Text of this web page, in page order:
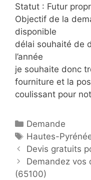
Statut : Futur
Objectif de la
disponible
délai souhaité de
l’année
je souhaite donc
fourniture et la
coulissant pour
C
a
t
é
g
Demande
É
t
i
q
Hautes-
P
o
s
Devis gratuits
Demandez vos
(65100)